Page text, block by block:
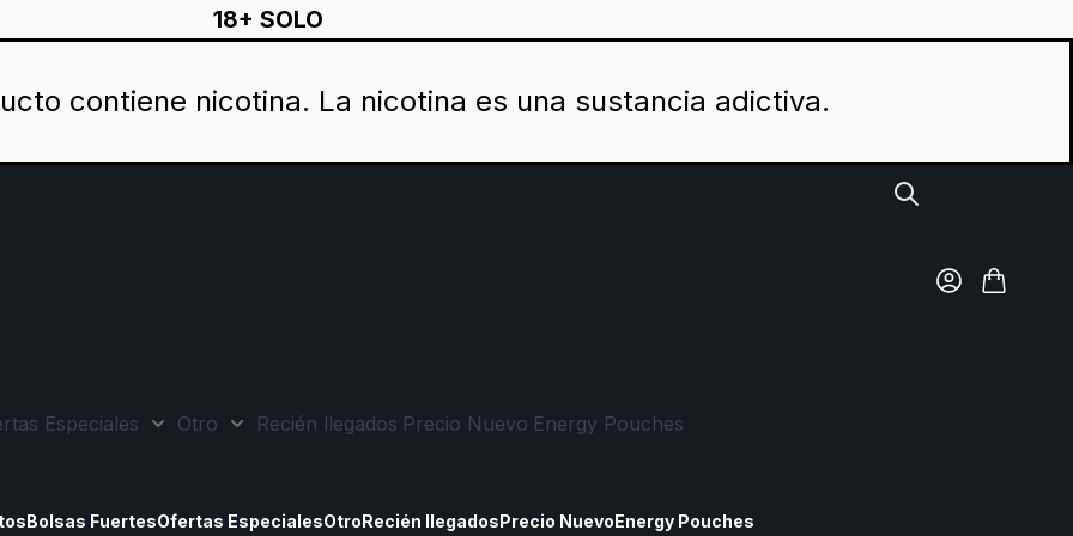
18+ SOLO
contiene nicotina. La nicotina es una sustancia adictiva.
Bolsas FuertesOfertas EspecialesOtroRecién llegadosPrecio NuevoEnergy Pouches
Especiales Otro Recién llegados Precio Nuevo Energy Pouches